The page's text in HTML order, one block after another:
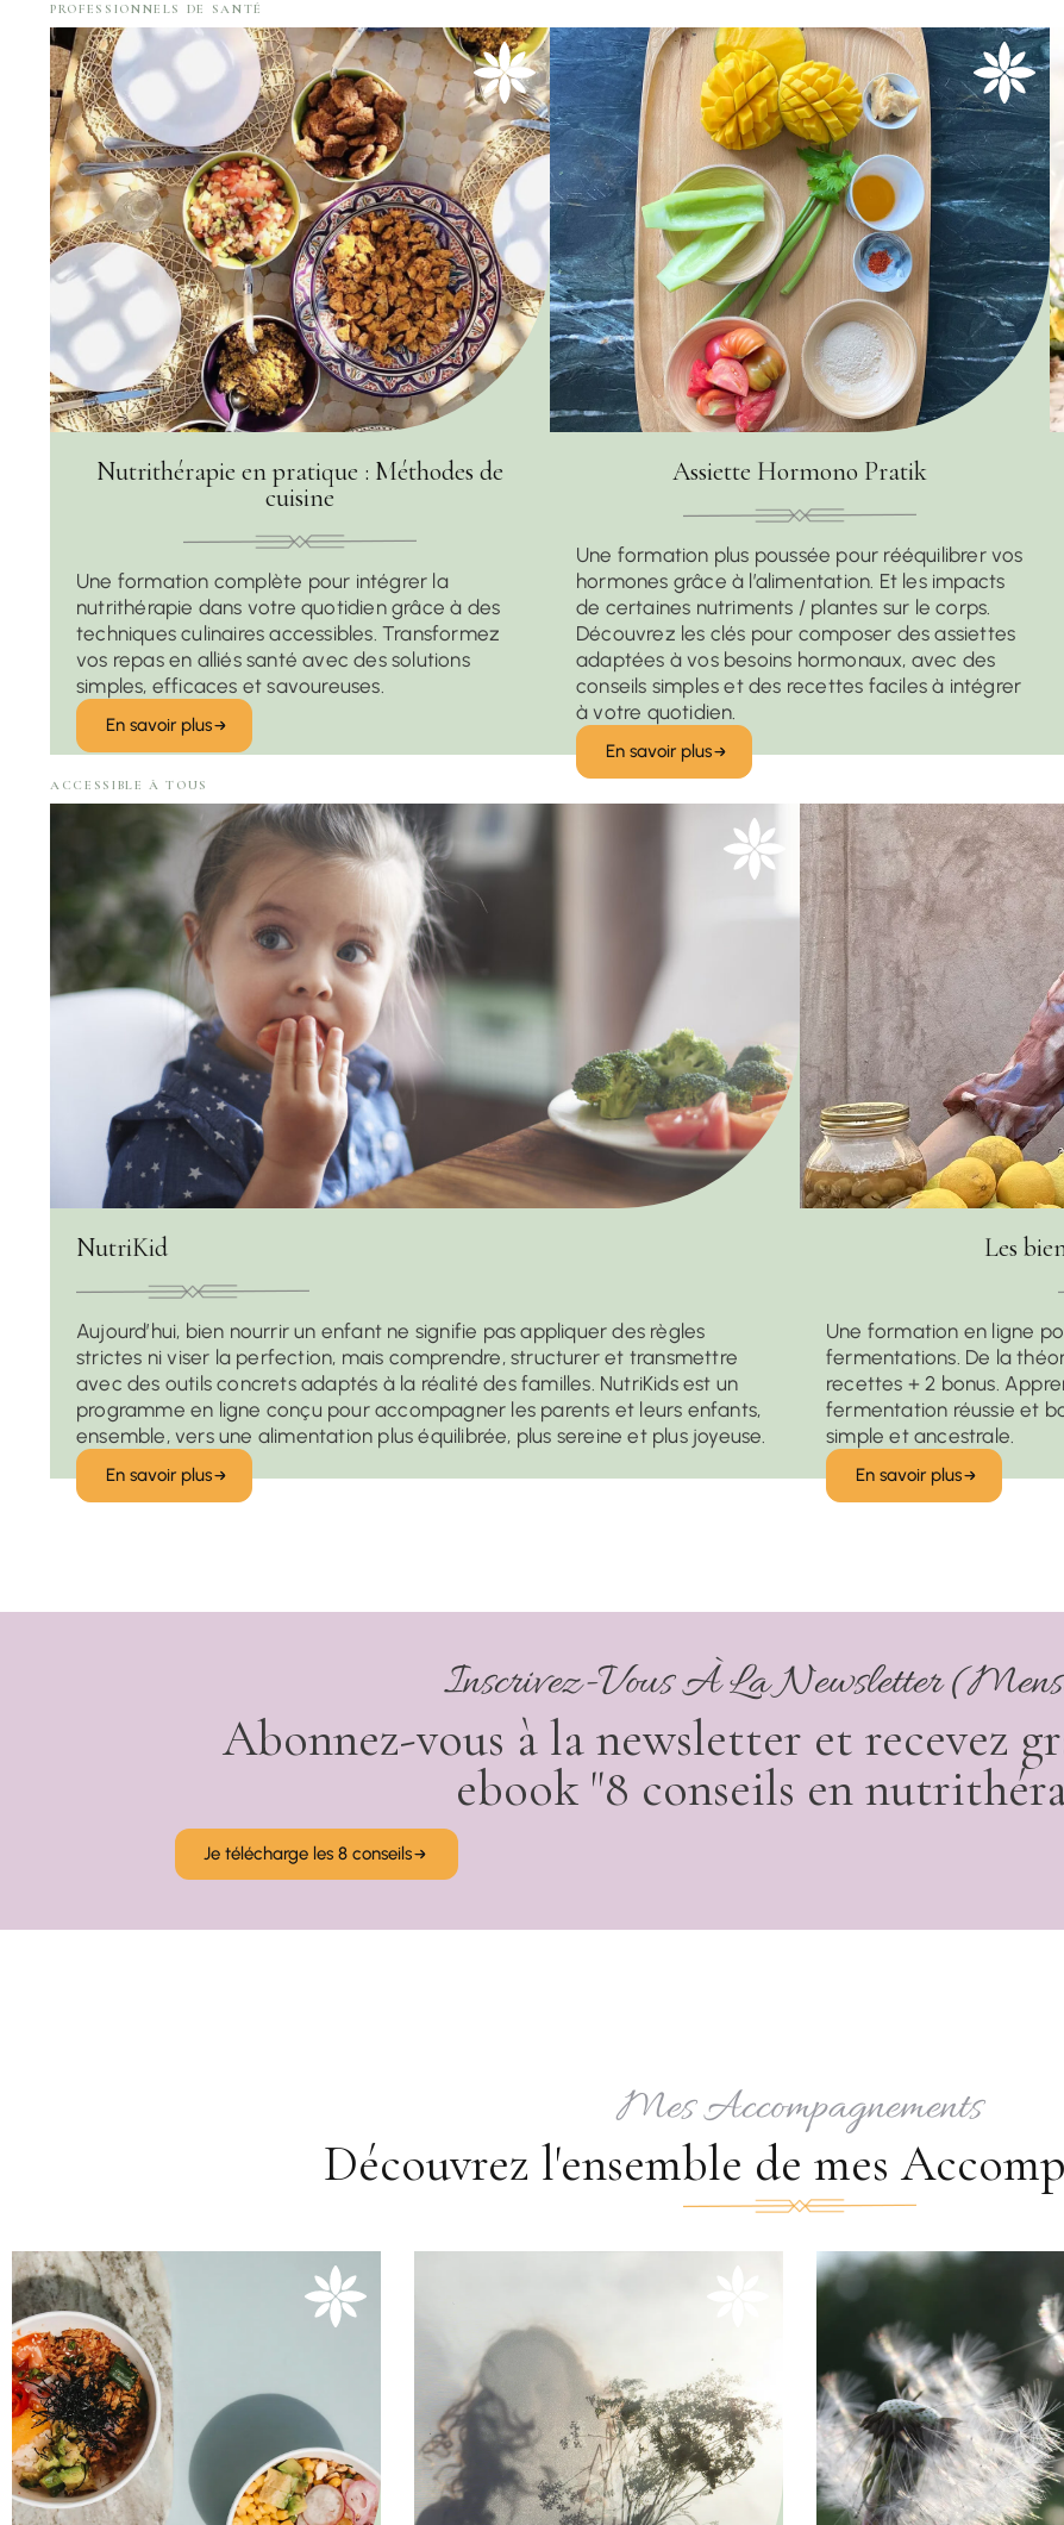
PROFESSIONNELS DE SANTÉ
Nutrithérapie en pratique : Méthodes de
cuisine
Une formation complète pour intégrer la
nutrithérapie dans votre quotidien grâce à des
techniques culinaires accessibles. Transformez
vos repas en alliés santé avec des solutions
simples, efficaces et savoureuses.
En savoir plus
Assiette Hormono Pratik
Une formation plus poussée pour rééquilibrer vos
hormones grâce à l’alimentation. Et les impacts
de certaines nutriments / plantes sur le corps.
Découvrez les clés pour composer des assiettes
adaptées à vos besoins hormonaux, avec des
conseils simples et des recettes faciles à intégrer
à votre quotidien.
En savoir plus
ACCESSIBLE À TOUS
NutriKid
Aujourd’hui, bien nourrir un enfant ne signifie pas appliquer des règles
strictes ni viser la perfection, mais comprendre, structurer et transmettre
avec des outils concrets adaptés à la réalité des familles. NutriKids est un
programme en ligne conçu pour accompagner les parents et leurs enfants,
ensemble, vers une alimentation plus équilibrée, plus sereine et plus joyeuse.
En savoir plus
Les
Une formation en ligne
fermentations. De la
recettes + 2 bonus.
fermentation réussie et
simple et ancestrale.
En savoir plus
Inscrivez-Vous À La Newsletter
Abonnez-vous à la newsletter et recevez
ebook "8 conseils en
Je télécharge les 8 conseils
Mes Accompagnements
Découvrez l'ensemble de mes